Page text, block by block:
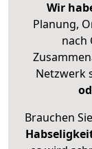
Wir
Planung,
nach
Netzwerk
Brauchen